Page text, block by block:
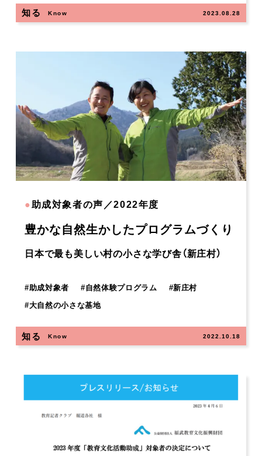
知る Know 2023.08.28
●助成対象者の声／2022年度
豊かな自然生かしたプログラムづくり
日本で最も美しい村の小さな学び舎（新庄村）
#助成対象者 #自然体験プログラム #新庄村
#大自然の小さな基地
知る Know 2022.10.18